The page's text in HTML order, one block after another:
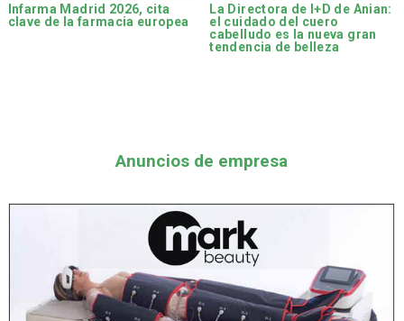
Infarma Madrid 2026, cita
clave de la farmacia europea
La Directora de I+D de Anian:
el cuidado del cuero
cabelludo es la nueva gran
tendencia de belleza
Anuncios de empresa